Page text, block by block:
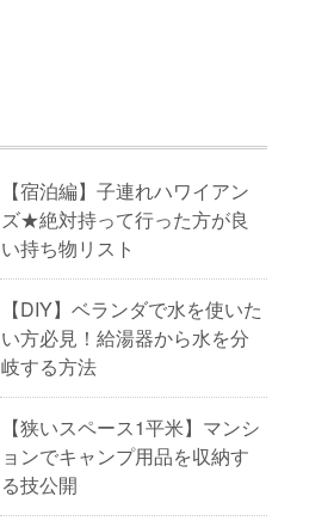
【宿泊編】子連れハワイアン
ズ★絶対持って行った方が良
い持ち物リスト
【DIY】ベランダで水を使いた
い方必見！給湯器から水を分
岐する方法
【狭いスペース1平米】マンシ
ョンでキャンプ用品を収納す
る技公開